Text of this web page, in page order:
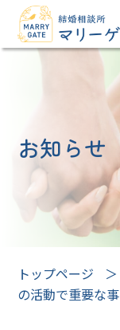
お知らせ
トップページ ＞
の活動で重要な事